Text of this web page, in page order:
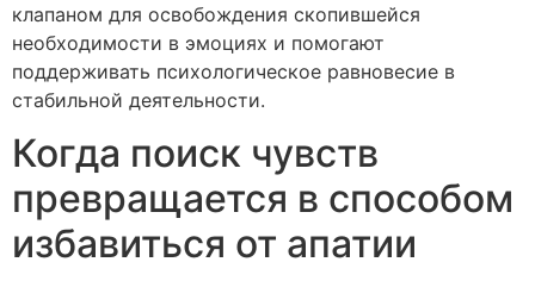
клапаном для освобождения скопившейся
необходимости в эмоциях и помогают
поддерживать психологическое равновесие в
стабильной деятельности.
Когда поиск чувств
превращается в способом
избавиться от апатии